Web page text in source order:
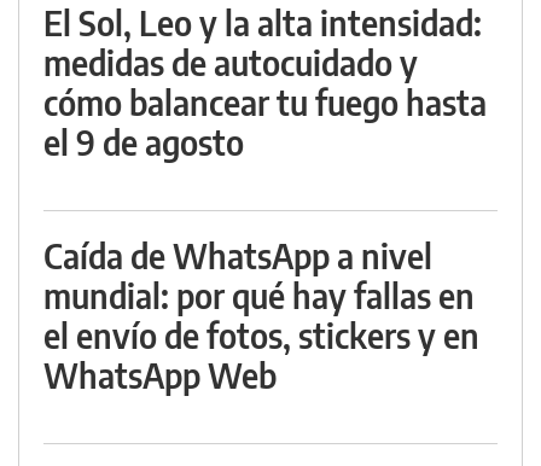
El Sol, Leo y la alta intensidad:
medidas de autocuidado y
cómo balancear tu fuego hasta
el 9 de agosto
Caída de WhatsApp a nivel
mundial: por qué hay fallas en
el envío de fotos, stickers y en
WhatsApp Web